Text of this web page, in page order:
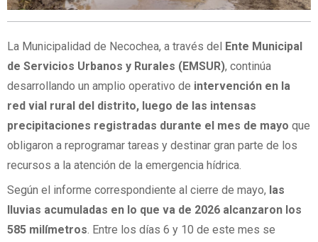
La Municipalidad de Necochea, a través del
Ente Municipal
de Servicios Urbanos y Rurales (EMSUR), continúa
desarrollando un amplio operativo de intervención en la
red vial rural del distrito, luego de las intensas
precipitaciones registradas durante el mes de mayo que
obligaron a reprogramar tareas y destinar gran parte de los
recursos a la atención de la emergencia hídrica.
Según el informe correspondiente al cierre de mayo, las
lluvias acumuladas en lo que va de 2026 alcanzaron los
585 milímetros. Entre los días 6 y 10 de este mes se